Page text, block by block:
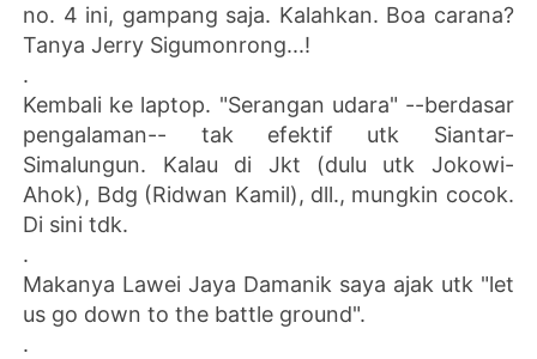
no. 4 ini, gampang saja. Kalahkan. Boa carana?
Tanya Jerry Sigumonrong...!
.
Kembali ke laptop. "Serangan udara" --berdasar
pengalaman-- tak efektif utk Siantar-
Simalungun. Kalau di Jkt (dulu utk Jokowi-
Ahok), Bdg (Ridwan Kamil), dll., mungkin cocok.
Di sini tdk.
.
Makanya Lawei Jaya Damanik saya ajak utk "let
us go down to the battle ground".
.